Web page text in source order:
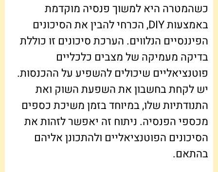
כשהמטרה היא למשוך פנסיה מוקדמת
באמצעות DIY, הכרחי להבין את הסיכונים
הפיננסיים הנלווים. הערכת סיכונים זו כוללת
בדיקה מעמיקה של מצבים כלכליים
פוטנציאליים שיכולים להשפיע על ההכנסות.
יש לקחת בחשבון את השפעת השוק ואת
התנודתיות שלו, במיוחד בזמן משיכת כספים
מכספי הפנסיה. ניתוח זה יאפשר לזהות את
הסיכונים הפוטנציאליים ולהתכונן אליהם
בהתאם.